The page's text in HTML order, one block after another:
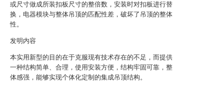
或尺寸做成所装扣板尺寸的整倍数，安装时对扣板进行替
换，电器模块与整体吊顶的匹配性差，破坏了吊顶的整体
性。
发明内容
本实用新型的目的在于克服现有技术存在的不足，而提供
一种结构简单、合理，使用安装方便，结构牢固可靠，整
体感强，能够实现个体化定制的集成吊顶结构。